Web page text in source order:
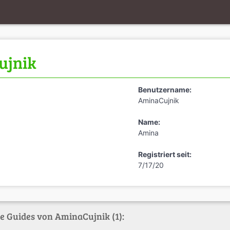
Benutzername:
AminaCujnik
Name:
Amina
Registriert seit:
7/17/20
Guides von AminaCujnik (1):